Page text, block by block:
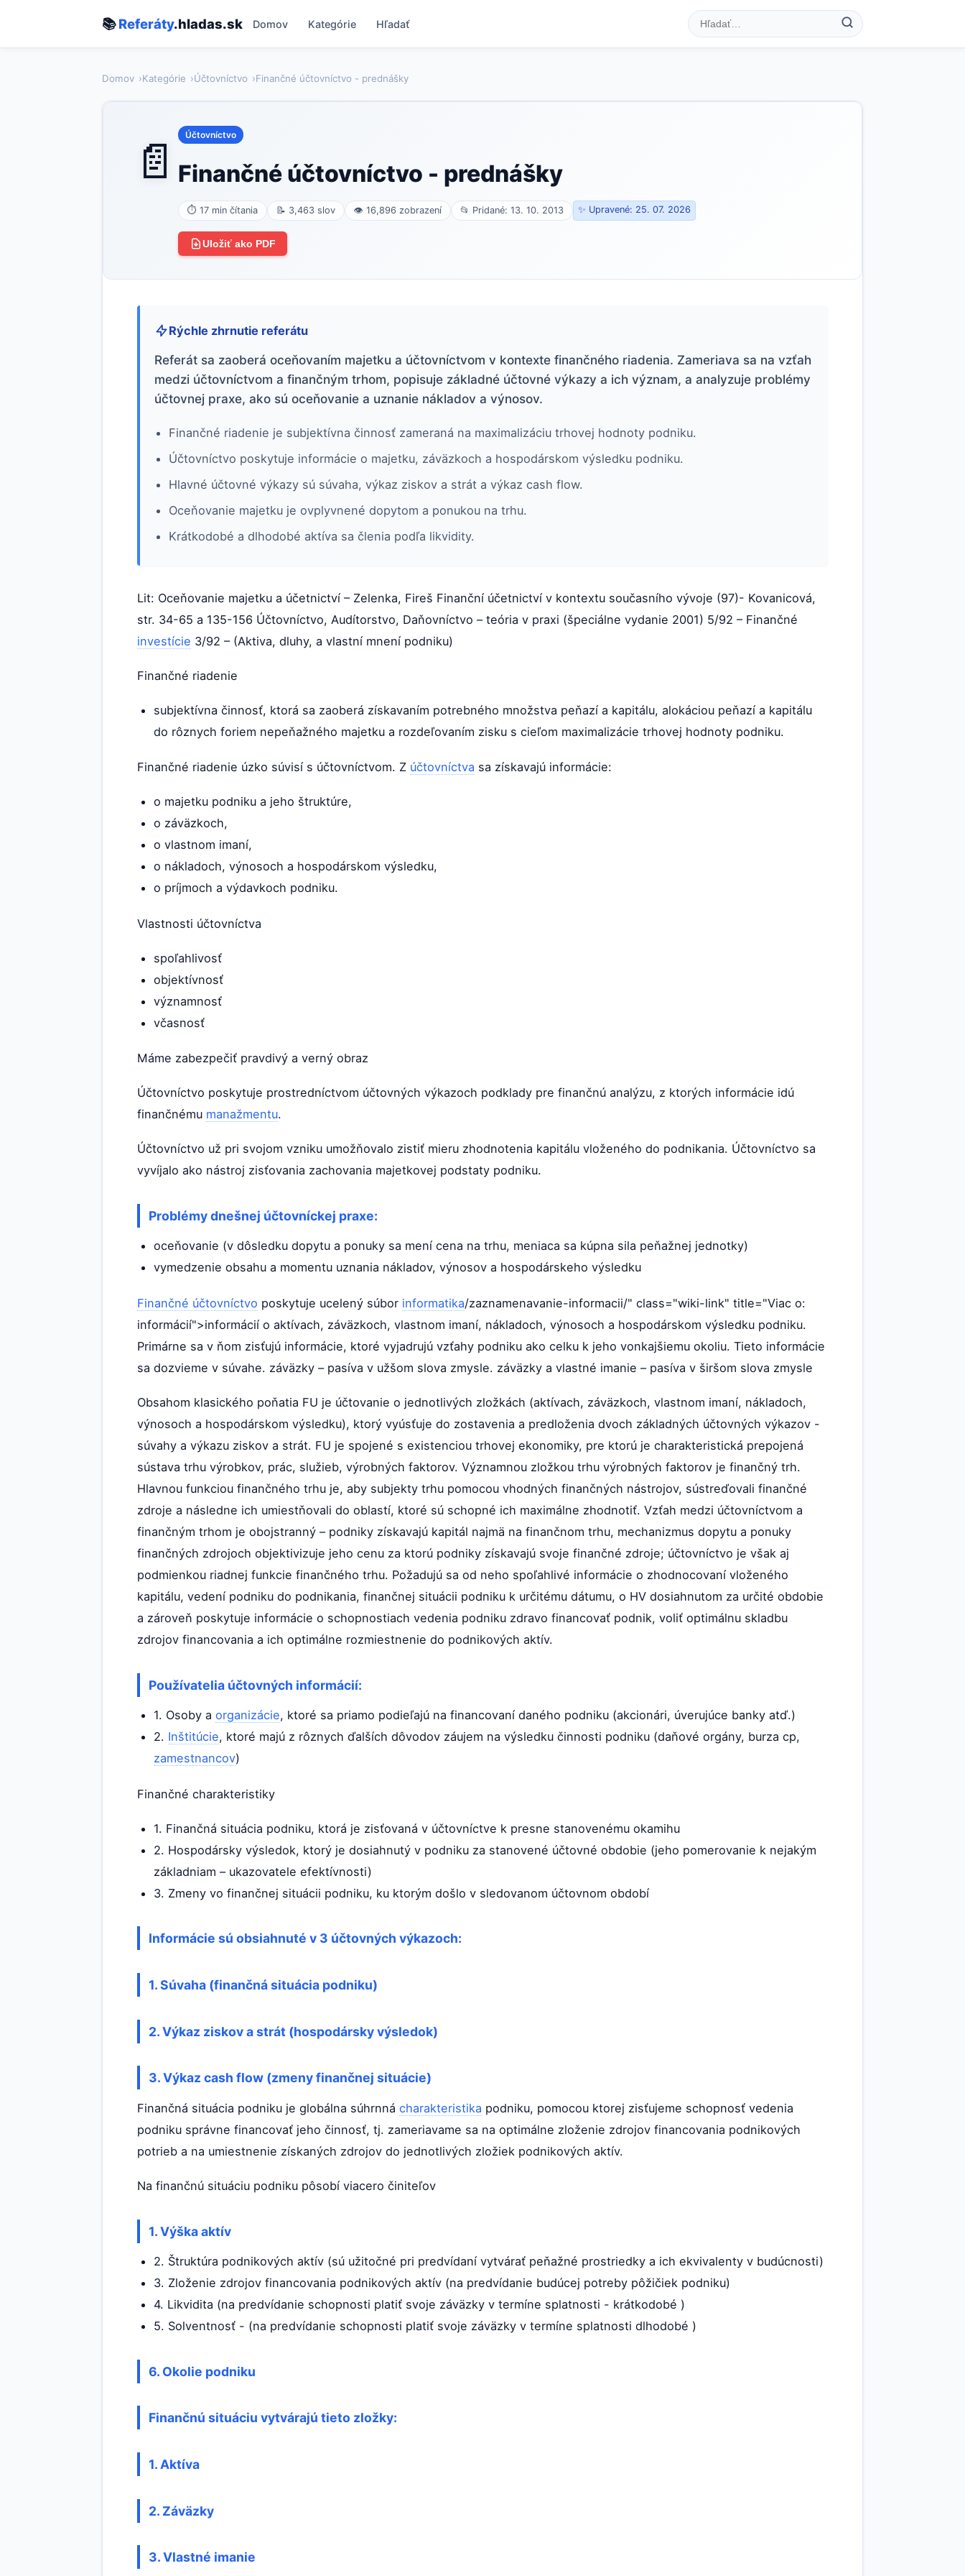
📚Referáty.hladas.sk Domov Kategórie Hľadať
Domov Kategórie Účtovníctvo Finančné účtovníctvo - prednášky
📄 Účtovníctvo
Finančné účtovníctvo - prednášky
⏱ 17 min čítania 📝 3,463 slov 👁 16,896 zobrazení 📂 Pridané: 13. 10. 2013 ✨ Upravené: 25. 07. 2026
Uložiť ako PDF
Rýchle zhrnutie referátu
Referát sa zaoberá oceňovaním majetku a účtovníctvom v kontexte finančného riadenia. Zameriava sa na vzťah
medzi účtovníctvom a finančným trhom, popisuje základné účtovné výkazy a ich význam, a analyzuje problémy
účtovnej praxe, ako sú oceňovanie a uznanie nákladov a výnosov.
Finančné riadenie je subjektívna činnosť zameraná na maximalizáciu trhovej hodnoty podniku.
Účtovníctvo poskytuje informácie o majetku, záväzkoch a hospodárskom výsledku podniku.
Hlavné účtovné výkazy sú súvaha, výkaz ziskov a strát a výkaz cash flow.
Oceňovanie majetku je ovplyvnené dopytom a ponukou na trhu.
Krátkodobé a dlhodobé aktíva sa členia podľa likvidity.
Lit: Oceňovanie majetku a účetnictví – Zelenka, Fireš Finanční účetnictví v kontextu současního vývoje (97)- Kovanicová,
str. 34-65 a 135-156 Účtovníctvo, Audítorstvo, Daňovníctvo – teória v praxi (špeciálne vydanie 2001) 5/92 – Finančné
investície 3/92 – (Aktiva, dluhy, a vlastní mnení podniku)
Finančné riadenie
subjektívna činnosť, ktorá sa zaoberá získavaním potrebného množstva peňazí a kapitálu, alokáciou peňazí a kapitálu
do rôznych foriem nepeňažného majetku a rozdeľovaním zisku s cieľom maximalizácie trhovej hodnoty podniku.
Finančné riadenie úzko súvisí s účtovníctvom. Z účtovníctva sa získavajú informácie:
o majetku podniku a jeho štruktúre,
o záväzkoch,
o vlastnom imaní,
o nákladoch, výnosoch a hospodárskom výsledku,
o príjmoch a výdavkoch podniku.
Vlastnosti účtovníctva
spoľahlivosť
objektívnosť
významnosť
včasnosť
Máme zabezpečiť pravdivý a verný obraz
Účtovníctvo poskytuje prostredníctvom účtovných výkazoch podklady pre finančnú analýzu, z ktorých informácie idú
finančnému manažmentu.
Účtovníctvo už pri svojom vzniku umožňovalo zistiť mieru zhodnotenia kapitálu vloženého do podnikania. Účtovníctvo sa
vyvíjalo ako nástroj zisťovania zachovania majetkovej podstaty podniku.
Problémy dnešnej účtovníckej praxe:
oceňovanie (v dôsledku dopytu a ponuky sa mení cena na trhu, meniaca sa kúpna sila peňažnej jednotky)
vymedzenie obsahu a momentu uznania nákladov, výnosov a hospodárskeho výsledku
Finančné účtovníctvo poskytuje ucelený súbor informatika/zaznamenavanie-informacii/" class="wiki-link" title="Viac o:
informácií">informácií o aktívach, záväzkoch, vlastnom imaní, nákladoch, výnosoch a hospodárskom výsledku podniku.
Primárne sa v ňom zisťujú informácie, ktoré vyjadrujú vzťahy podniku ako celku k jeho vonkajšiemu okoliu. Tieto informácie
sa dozvieme v súvahe. záväzky – pasíva v užšom slova zmysle. záväzky a vlastné imanie – pasíva v širšom slova zmysle
Obsahom klasického poňatia FU je účtovanie o jednotlivých zložkách (aktívach, záväzkoch, vlastnom imaní, nákladoch,
výnosoch a hospodárskom výsledku), ktorý vyúsťuje do zostavenia a predloženia dvoch základných účtovných výkazov -
súvahy a výkazu ziskov a strát. FU je spojené s existenciou trhovej ekonomiky, pre ktorú je charakteristická prepojená
sústava trhu výrobkov, prác, služieb, výrobných faktorov. Významnou zložkou trhu výrobných faktorov je finančný trh.
Hlavnou funkciou finančného trhu je, aby subjekty trhu pomocou vhodných finančných nástrojov, sústreďovali finančné
zdroje a následne ich umiestňovali do oblastí, ktoré sú schopné ich maximálne zhodnotiť. Vzťah medzi účtovníctvom a
finančným trhom je obojstranný – podniky získavajú kapitál najmä na finančnom trhu, mechanizmus dopytu a ponuky
finančných zdrojoch objektivizuje jeho cenu za ktorú podniky získavajú svoje finančné zdroje; účtovníctvo je však aj
podmienkou riadnej funkcie finančného trhu. Požadujú sa od neho spoľahlivé informácie o zhodnocovaní vloženého
kapitálu, vedení podniku do podnikania, finančnej situácii podniku k určitému dátumu, o HV dosiahnutom za určité obdobie
a zároveň poskytuje informácie o schopnostiach vedenia podniku zdravo financovať podnik, voliť optimálnu skladbu
zdrojov financovania a ich optimálne rozmiestnenie do podnikových aktív.
Používatelia účtovných informácií:
1. Osoby a organizácie, ktoré sa priamo podieľajú na financovaní daného podniku (akcionári, úverujúce banky atď.)
2. Inštitúcie, ktoré majú z rôznych ďalších dôvodov záujem na výsledku činnosti podniku (daňové orgány, burza cp,
zamestnancov)
Finančné charakteristiky
1. Finančná situácia podniku, ktorá je zisťovaná v účtovníctve k presne stanovenému okamihu
2. Hospodársky výsledok, ktorý je dosiahnutý v podniku za stanovené účtovné obdobie (jeho pomerovanie k nejakým
základniam – ukazovatele efektívnosti)
3. Zmeny vo finančnej situácii podniku, ku ktorým došlo v sledovanom účtovnom období
Informácie sú obsiahnuté v 3 účtovných výkazoch:
1. Súvaha (finančná situácia podniku)
2. Výkaz ziskov a strát (hospodársky výsledok)
3. Výkaz cash flow (zmeny finančnej situácie)
Finančná situácia podniku je globálna súhrnná charakteristika podniku, pomocou ktorej zisťujeme schopnosť vedenia
podniku správne financovať jeho činnosť, tj. zameriavame sa na optimálne zloženie zdrojov financovania podnikových
potrieb a na umiestnenie získaných zdrojov do jednotlivých zložiek podnikových aktív.
Na finančnú situáciu podniku pôsobí viacero činiteľov
1. Výška aktív
2. Štruktúra podnikových aktív (sú užitočné pri predvídaní vytvárať peňažné prostriedky a ich ekvivalenty v budúcnosti)
3. Zloženie zdrojov financovania podnikových aktív (na predvídanie budúcej potreby pôžičiek podniku)
4. Likvidita (na predvídanie schopnosti platiť svoje záväzky v termíne splatnosti - krátkodobé )
5. Solventnosť - (na predvídanie schopnosti platiť svoje záväzky v termíne splatnosti dlhodobé )
6. Okolie podniku
Finančnú situáciu vytvárajú tieto zložky:
1. Aktíva
2. Záväzky
3. Vlastné imanie